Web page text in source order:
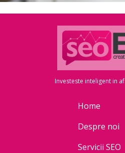
Investeste inteligent in
Home
Despre noi
Servicii SEO